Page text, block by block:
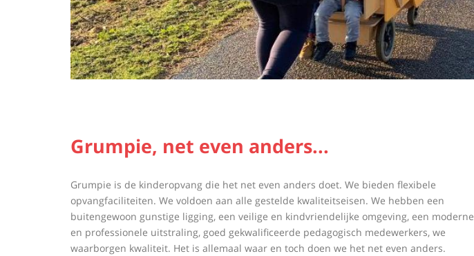
Grumpie, net even anders...
Grumpie, net even anders...
Grumpie, net even anders...
Grumpie is de kinderopvang die het net even anders doet. We bieden flexibele
opvangfaciliteiten. We voldoen aan alle gestelde kwaliteitseisen. We hebben een
buitengewoon gunstige ligging, een veilige en kindvriendelijke omgeving, een moderne
en professionele uitstraling, goed gekwalificeerde pedagogisch medewerkers, we
waarborgen kwaliteit. Het is allemaal waar en toch doen we het net even anders.